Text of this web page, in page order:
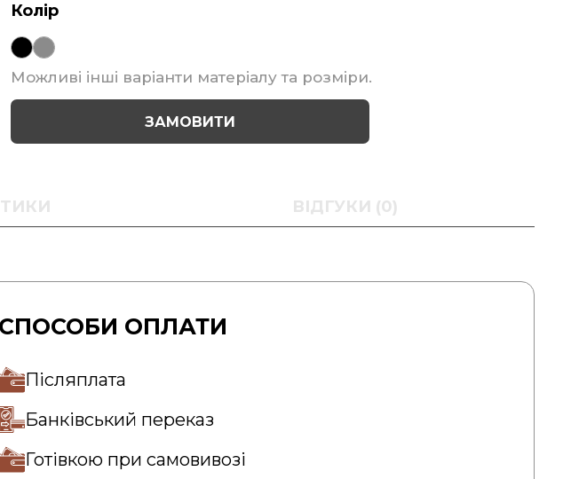
Колір
Можливі інші варіанти матеріалу та розміри.
ЗАМОВИТИ
ВІДГУКИ (0)
СПОСОБИ ОПЛАТИ
Післяплата
Банківський переказ
Готівкою при самовивозі